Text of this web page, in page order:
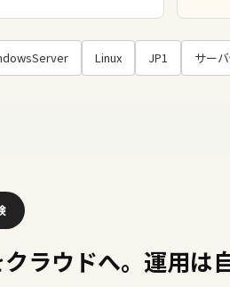
Linux JP1 サー
ラウドへ。運用は